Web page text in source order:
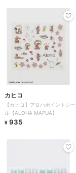
カヒコ
【カヒコ】アロハポイントシー
ル【ALOHA MAPUA】
¥ 935